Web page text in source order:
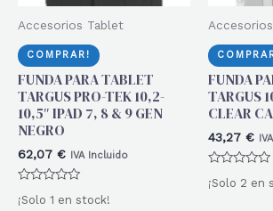
Accesorios Tablet
COMPRAR!
FUNDA PARA TABLET
TARGUS PRO-TEK 10,2-
10,5″ IPAD 7, 8 & 9 GEN
NEGRO
62,07 € IVA Incluido
con
¡Solo 1 en stock!
FUNDA
TARGUS
CLEAR
43,27 €
con
¡Solo 2 en